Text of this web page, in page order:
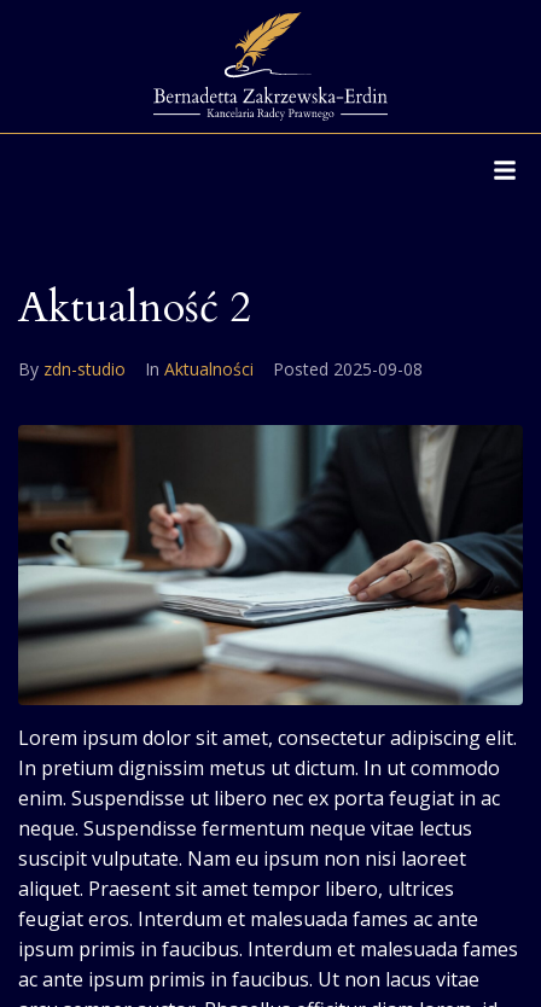
Aktualność 2
By zdn-studio In Aktualności Posted 2025-09-08
Lorem ipsum dolor sit amet, consectetur adipiscing elit.
In pretium dignissim metus ut dictum. In ut commodo
enim. Suspendisse ut libero nec ex porta feugiat in ac
neque. Suspendisse fermentum neque vitae lectus
suscipit vulputate. Nam eu ipsum non nisi laoreet
aliquet. Praesent sit amet tempor libero, ultrices
feugiat eros. Interdum et malesuada fames ac ante
ipsum primis in faucibus. Interdum et malesuada fames
ac ante ipsum primis in faucibus. Ut non lacus vitae